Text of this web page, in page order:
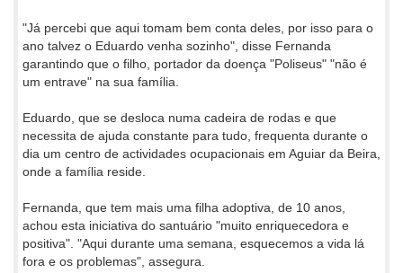
"Já percebi que aqui tomam bem conta deles, por isso para o
ano talvez o Eduardo venha sozinho", disse Fernanda
garantindo que o filho, portador da doença "Poliseus" "não é
um entrave" na sua família.
Eduardo, que se desloca numa cadeira de rodas e que
necessita de ajuda constante para tudo, frequenta durante o
dia um centro de actividades ocupacionais em Aguiar da Beira,
onde a família reside.
Fernanda, que tem mais uma filha adoptiva, de 10 anos,
achou esta iniciativa do santuário "muito enriquecedora e
positiva". "Aqui durante uma semana, esquecemos a vida lá
fora e os problemas", assegura.